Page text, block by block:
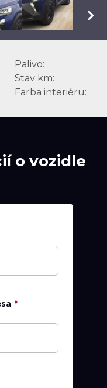
Palivo:
Stav km:
Farba interiéru:
o vozidle